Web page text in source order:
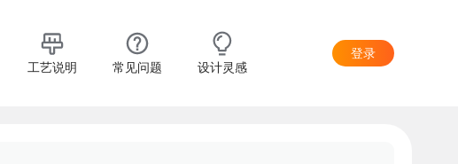
工艺说明 常见问题 设计灵感
登录